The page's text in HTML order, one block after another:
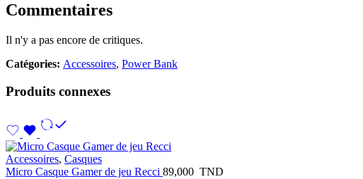
Commentaires
Il n'y a pas encore de critiques.
Catégories: Accessoires, Power Bank
Produits connexes
Accessoires, Casques
Micro Casque Gamer de jeu Recci 89,000 TND